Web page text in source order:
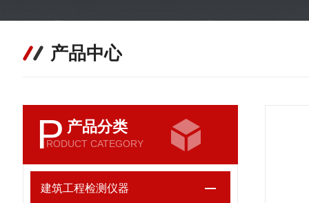
产品中心
P 产品分类
RODUCT CATEGORY
建筑工程检测仪器